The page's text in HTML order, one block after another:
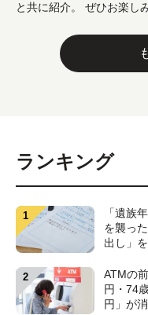
と共に紹介。 ぜひお楽し
ランキング
「遺族
を襲っ
出し」
ATMの
円・74
円」が